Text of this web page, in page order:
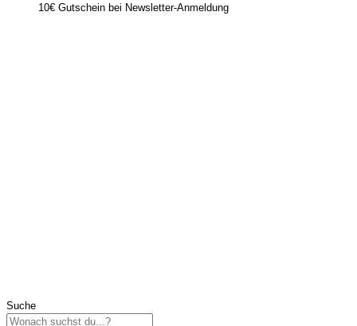
10€ Gutschein bei Newsletter-Anmeldung
Suche